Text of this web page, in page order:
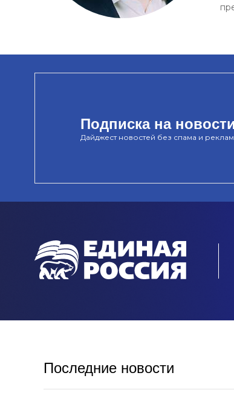
Подписка на новости
Дайджест новостей без спама и
Последние новости